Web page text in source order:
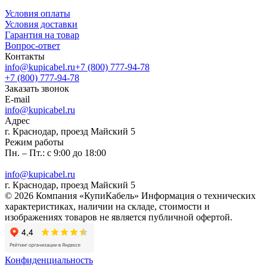
Условия оплаты
Условия доставки
Гарантия на товар
Вопрос-ответ
Контакты
info@kupicabel.ru+7 (800) 777-94-78
+7 (800) 777-94-78
Заказать звонок
E-mail
info@kupicabel.ru
Адрес
г. Краснодар, проезд Майский 5
Режим работы
Пн. – Пт.: с 9:00 до 18:00
info@kupicabel.ru
г. Краснодар, проезд Майский 5
© 2026 Компания «КупиКабель» Информация о технических
характеристиках, наличии на складе, стоимости и
изображениях товаров не является публичной офертой.
Конфиденциальность